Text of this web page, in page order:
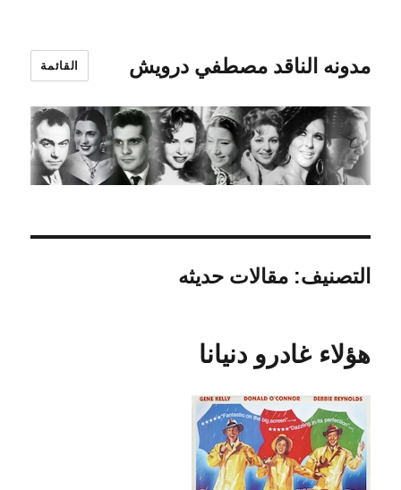
مدونه الناقد مصطفي درويش القائمة
التصنيف:مقالات حديثه
هؤلاء غادرو دنيانا